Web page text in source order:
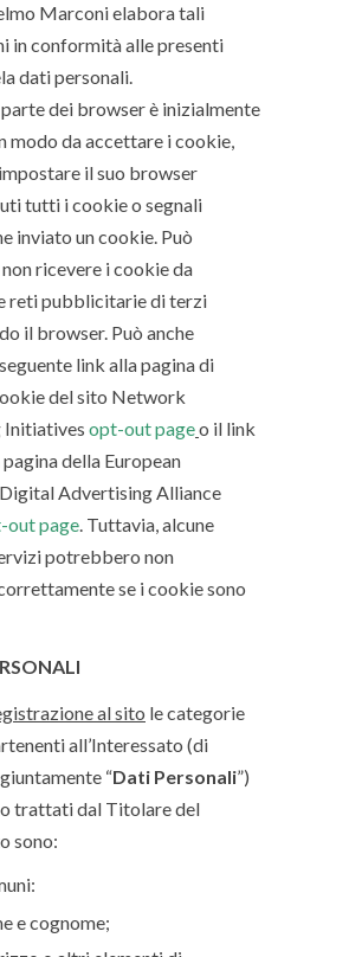
Marconi elabora tali
in conformità alle presenti
dati personali.
dei browser è inizialmente
modo da accettare i cookie,
il suo browser
tutti i cookie o segnali
inviato un cookie. Può
ricevere i cookie da
reti pubblicitarie di terzi
il browser. Può anche
link alla pagina di
del sito Network
opt-out pageo il link
della European
Advertising Alliance
out page. Tuttavia, alcune
potrebbero non
se i cookie sono
al sito le categorie
all’Interessato (di
“Dati Personali”)
trattati dal Titolare del
sono:
e cognome;